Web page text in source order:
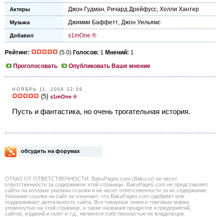
Актеры Джон Гудман, Ричард Дрейфусс, Холли Хантер
Музыка Джимми Баффетт, Джон Уильямс
Добавил s1mOne ®
Рейтинг: (5.0) Голосов: 1 Мнений: 1
Проголосовать
Опубликовать Ваше мнение
НОЯБРЬ 11, 2008 22:59
(5) s1mOne ®
Пусть и фантастика, но очень трогательная история.
обсудить на форумах
ОТКАЗ ОТ ОТВЕТСТВЕННОСТИ: BakuPages.com (Baku.ru) не несет
ответственности за содержимое этой страницы. BakuPages.com не представляет
сайты на которые указаны ссылки и не несет ответственности за их содержание.
Указание ссылки на сайт не означает, что BakuPages.com одобряет или
поддерживает деятельность сайта. Все товарные знаки и торговые марки,
упомянутые на этой странице, а также названия продуктов и предприятий,
сайтов, изданий и газет и т.д., являются собственностью их владельцев.